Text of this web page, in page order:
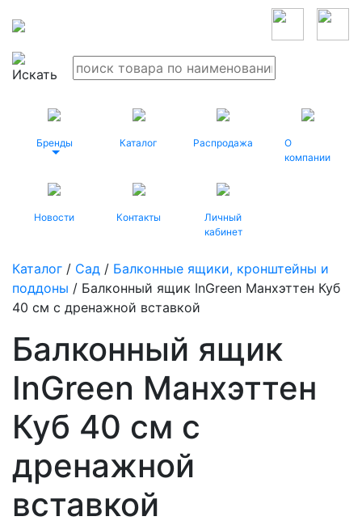
Бренды Каталог Распродажа
О
компании
Новости Контакты
Личный
кабинет
Каталог / Сад / Балконные ящики, кронштейны и
поддоны / Балконный ящик InGreen Манхэттен Куб
40 см c дренажной вставкой
Балконный ящик
InGreen Манхэттен
Куб 40 см c
дренажной
вставкой